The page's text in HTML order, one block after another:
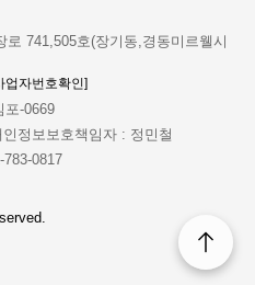
741,505호(장기동,경동미르웰시
업자번호확인]
포-0669
정보보호책임자 : 정민철
0817